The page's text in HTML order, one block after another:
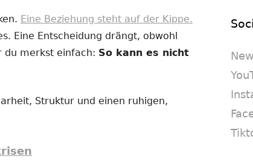
Eine Beziehung steht auf der Kippe.
Eine Entscheidung drängt, obwohl
du merkst einfach: So kann es nicht
Struktur und einen ruhigen,